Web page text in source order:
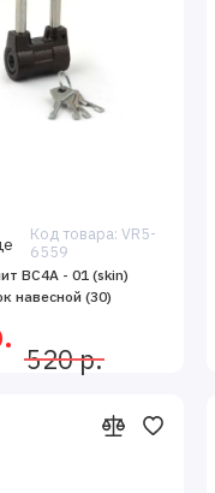
Код товара: VR5-
6559
ВС4А - 01 (skin)
навесной (30)
520 р.